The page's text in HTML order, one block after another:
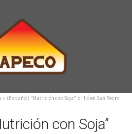
(Español) “Nutrición con Soja” brilló en San Pedro
con Soja”